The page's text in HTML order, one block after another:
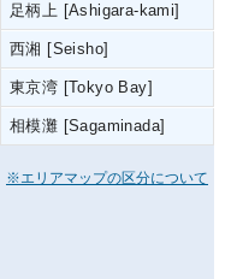
足柄上 [Ashigara-kami]
西湘 [Seisho]
東京湾 [Tokyo Bay]
相模灘 [Sagaminada]
※エリアマップの区分について